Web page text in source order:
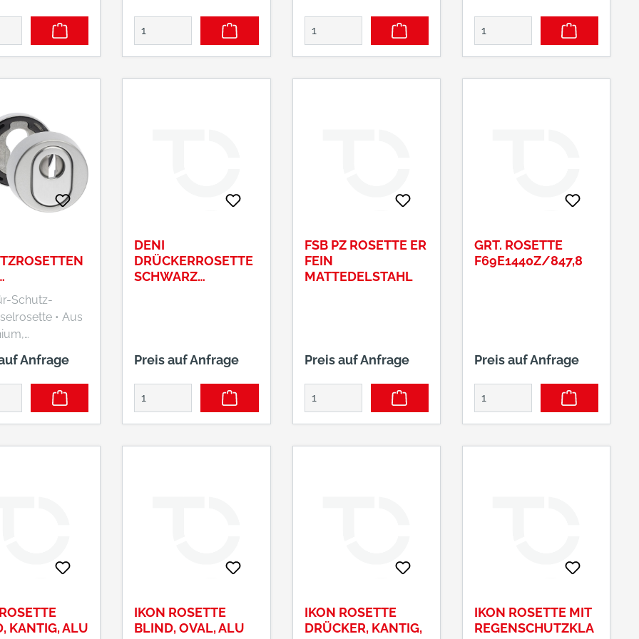
BIS
7256 F01
Schutz-
• Aus
eloxiert •
gelocht,
•
ES
Skinpack mit
Anfrage
DENI
DRÜCKERROSETTE
SCHWARZ
Preis auf Anfrage
FSB PZ ROSETTE ER
FEIN
MATTEDELSTAHL
Preis auf Anfrage
GRT. ROSETTE
F69E1440Z/847,8
Preis auf Anfrage
KANTIG, ALU
IKON ROSETTE
BLIND, OVAL, ALU
IKON ROSETTE
DRÜCKER, KANTIG,
IKON ROSETTE MIT
REGENSCHUTZKLA